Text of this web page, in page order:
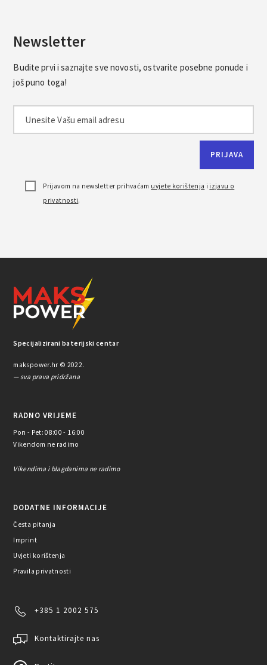
Newsletter
Budite prvi i saznajte sve novosti, ostvarite posebne ponude i
još puno toga!
Prijavom na newsletter prihvaćam uvjete korištenja i izjavu o
privatnosti.
Specijalizirani baterijski centar
makspower.hr © 2022.
— sva prava pridržana
RADNO VRIJEME
Pon - Pet: 08:00 - 16:00
Vikendom ne radimo
Vikendima i blagdanima ne radimo
DODATNE INFORMACIJE
Česta pitanja
Imprint
Uvjeti korištenja
Pravila privatnosti
+385 1 2002 575
Kontaktirajte nas